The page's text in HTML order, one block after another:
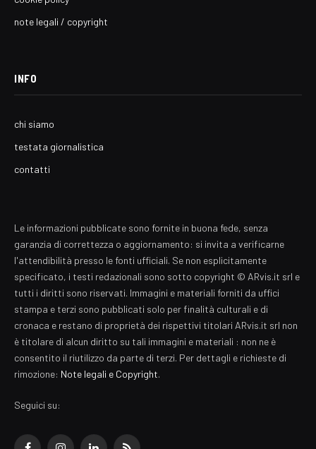
note legali / copyright
INFO
chi siamo
testata giornalistica
contatti
Le informazioni pubblicate sono fornite in buona fede, senza
garanzia di correttezza o aggiornamento: si invita a verificarne
l'attendibilità presso le fonti ufficiali. Se non esplicitamente
specificato, i testi redazionali sono sotto copyright © ARvis.it srl e
tutti i diritti sono riservati. Immagini e materiali forniti da uffici
stampa e terzi sono pubblicati solo per finalità culturali e di
cronaca e restano di proprietà dei rispettivi titolari ARvis.it srl non
è titolare di alcun diritto su tali immagini e materiali : non ne è
consentito il riutilizzo da parte di terzi. Per dettagli e richieste di
rimozione: Note legali e Copyright.
Seguici su: